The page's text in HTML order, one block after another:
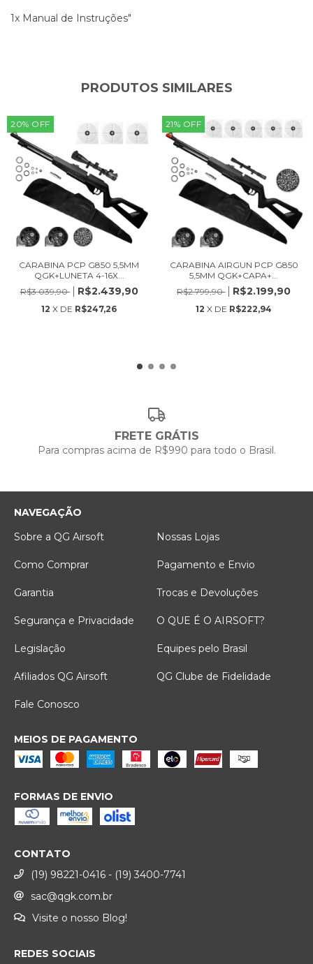
1x Manual de Instruções"
PRODUTOS SIMILARES
20% OFF
CARABINA PCP G850 5,5MM
QGK+LUNETA 4-16X...
R$3.039,90
R$2.439,90
12 X DE R$247,26
21% OFF
CARABINA AIRGUN PCP G850
5,5MM QGK+CAPA+...
R$2.799,90
R$2.199,90
12 X DE R$222,94
FRETE GRÁTIS
Para compras acima de R$990 para todo o Brasil.
NAVEGAÇÃO
Sobre a QG Airsoft
Nossas Lojas
Como Comprar Pagamento e Envio
Garantia Trocas e Devoluções
Segurança e Privacidade O QUE É O AIRSOFT?
Legislação Equipes pelo Brasil
Afiliados QG Airsoft QG Clube de Fidelidade
Fale Conosco
MEIOS DE PAGAMENTO
FORMAS DE ENVIO
CONTATO
(19) 98221-0416 - (19) 3400-7741
sac@qgk.com.br
Visite o nosso Blog!
REDES SOCIAIS